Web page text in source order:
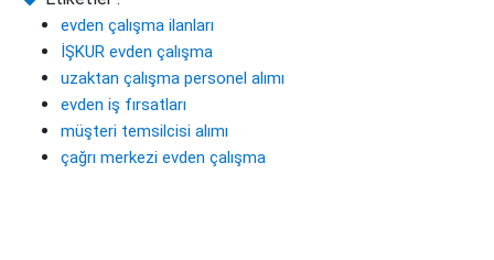
evden çalışma ilanları
İŞKUR evden çalışma
uzaktan çalışma personel alımı
evden iş fırsatları
müşteri temsilcisi alımı
çağrı merkezi evden çalışma